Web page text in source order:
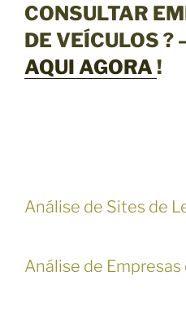
CONSULTAR
DE VEÍCULOS ?
AQUI AGORA!
Análise de Sites de
Análise de Empresas